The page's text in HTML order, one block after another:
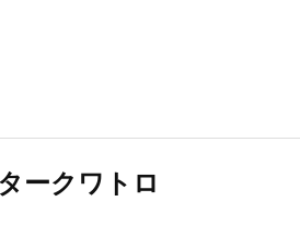
ークワトロ